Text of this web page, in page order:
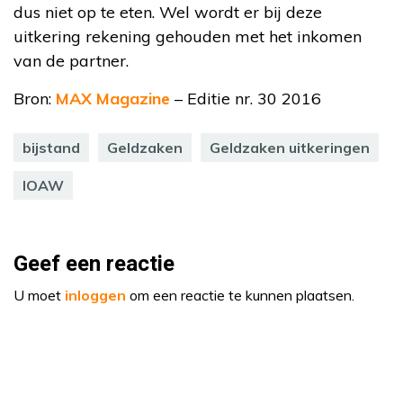
dus niet op te eten. Wel wordt er bij deze
uitkering rekening gehouden met het inkomen
van de partner.
Bron: MAX Magazine – Editie nr. 30 2016
bijstand Geldzaken Geldzaken uitkeringen
IOAW
Geef een reactie
U moet inloggen om een reactie te kunnen plaatsen.